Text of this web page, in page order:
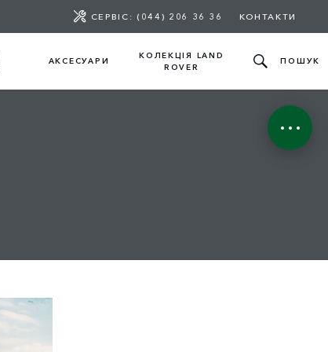
СЕРВІС: (044) 206 36 36 КОНТАКТИ
АКСЕСУАРИ
КОЛЕКЦІЯ LAND
ROVER
ПОШУК